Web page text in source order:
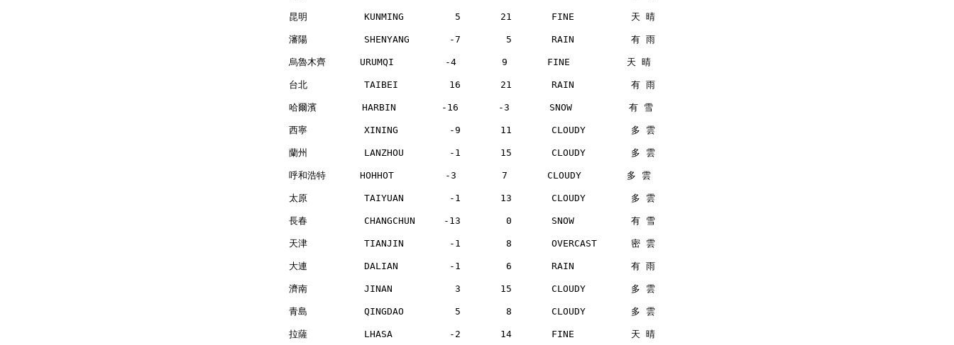
昆明          KUNMING         5       21       FINE          天 晴
瀋陽          SHENYANG       -7        5       RAIN          有 雨
烏魯木齊      URUMQI         -4        9       FINE          天 晴
台北          TAIBEI         16       21       RAIN          有 雨
哈爾濱        HARBIN        -16       -3       SNOW          有 雪
西寧          XINING         -9       11       CLOUDY        多 雲
蘭州          LANZHOU        -1       15       CLOUDY        多 雲
呼和浩特      HOHHOT         -3        7       CLOUDY        多 雲
太原          TAIYUAN        -1       13       CLOUDY        多 雲
長春          CHANGCHUN     -13        0       SNOW          有 雪
天津          TIANJIN        -1        8       OVERCAST      密 雲
大連          DALIAN         -1        6       RAIN          有 雨
濟南          JINAN           3       15       CLOUDY        多 雲
青島          QINGDAO         5        8       CLOUDY        多 雲
拉薩          LHASA          -2       14       FINE          天 晴